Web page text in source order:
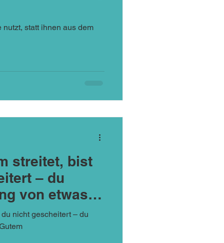
statt ihnen aus dem
streitet, bist
– du
von etwas
nicht gescheitert – du